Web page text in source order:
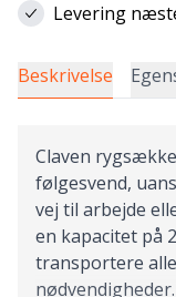
Levering
Beskrivelse
Claven
følgesvend,
vej til arbejde
en kapacitet på
transportere
nødvendigheder.